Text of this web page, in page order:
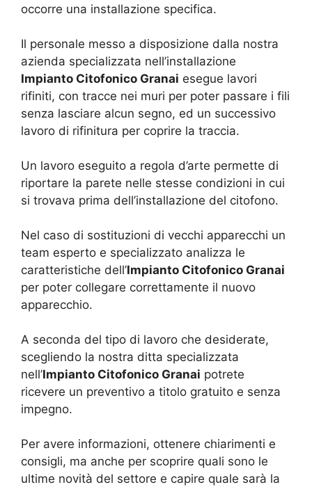
occorre una installazione specifica.
Il personale messo a disposizione dalla nostra
azienda specializzata nell’installazione
Impianto Citofonico Granai esegue lavori
rifiniti, con tracce nei muri per poter passare i fili
senza lasciare alcun segno, ed un successivo
lavoro di rifinitura per coprire la traccia.
Un lavoro eseguito a regola d’arte permette di
riportare la parete nelle stesse condizioni in cui
si trovava prima dell’installazione del citofono.
Nel caso di sostituzioni di vecchi apparecchi un
team esperto e specializzato analizza le
caratteristiche dell’Impianto Citofonico Granai
per poter collegare correttamente il nuovo
apparecchio.
A seconda del tipo di lavoro che desiderate,
scegliendo la nostra ditta specializzata
nell’Impianto Citofonico Granai potrete
ricevere un preventivo a titolo gratuito e senza
impegno.
Per avere informazioni, ottenere chiarimenti e
consigli, ma anche per scoprire quali sono le
ultime novità del settore e capire quale sarà la